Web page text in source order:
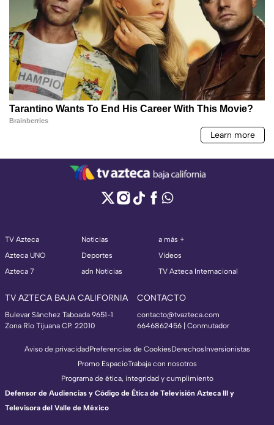
TV Azteca
Azteca UNO
Azteca 7
Noticias
Deportes
adn Noticias
a más +
Videos
TV Azteca Internacional
TV AZTECA BAJA CALIFORNIA
Bulevar Sánchez Taboada 9651-1
Zona Río Tijuana CP. 22010
CONTACTO
contacto@tvazteca.com
6646862456 | Conmutador
Aviso de privacidadPreferencias de CookiesDerechosInversionistas
Promo EspacioTrabaja con nosotros
Programa de ética, integridad y cumplimiento
Defensor de Audiencias y Código de Ética de Televisión Azteca III y
Televisora del Valle de México